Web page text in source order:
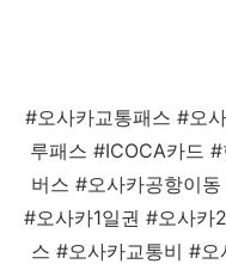
#오사카교통패스 #오
루패스 #ICOCA카드
버스 #오사카공항이
#오사카1일권 #오사카
스 #오사카교통비 #